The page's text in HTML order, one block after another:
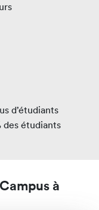
d’étudiants
des étudiants
à